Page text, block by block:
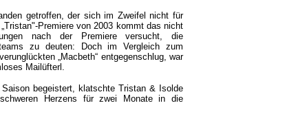
getroffen, der sich im Zweifel nicht für
Premiere von 2003 kommt das nicht
nach der Premiere versucht, die
zu deuten: Doch im Vergleich zum
„Macbeth“ entgegenschlug, war
Mailüfterl.
begeistert, klatschte Tristan & Isolde
Herzens für zwei Monate in die